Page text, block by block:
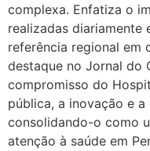
complexa. Enfatiza o
realizadas
referência regional em
destaque no Jornal do
compromisso do
pública, a inovação e
consolidando-o como
atenção à saúde em